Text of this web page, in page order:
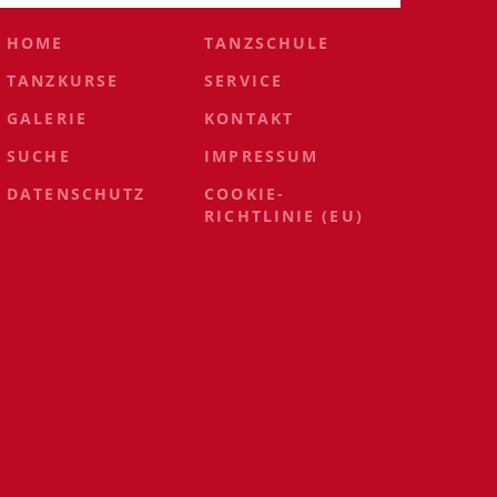
HOME
TANZSCHULE
TANZKURSE
SERVICE
GALERIE
KONTAKT
SUCHE
IMPRESSUM
DATENSCHUTZ
COOKIE-
RICHTLINIE (EU)